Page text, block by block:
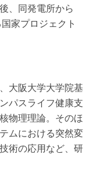
、同発電所から
家プロジェクト
大阪大学大学院基
パスライフ健康支
物理理論。そのほ
ムにおける突然変
術の応用など、研